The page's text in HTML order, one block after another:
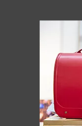
小物もしっ